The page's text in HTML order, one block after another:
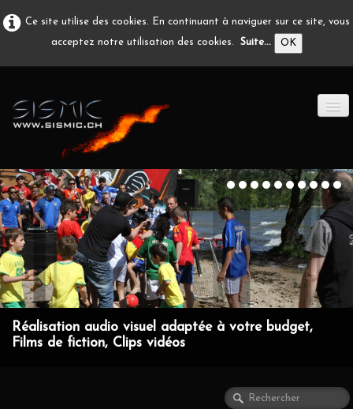
Ce site utilise des cookies. En continuant à naviguer sur ce site, vous
acceptez notre utilisation des cookies. Suite... OK
ACCUEIL
PRODUCTION A/V
DÉVELOPPEMENT
EN IMAGE
CONTACT
Réalisation audio visuel adaptée à votre budget,
Films de fiction, Clips vidéos